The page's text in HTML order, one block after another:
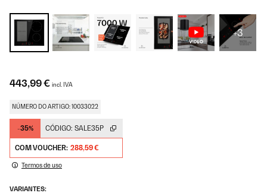
+3
443,99 € incl. IVA
NÚMERO DO ARTIGO: 10033022
-35% CÓDIGO: SALE35P
COM VOUCHER: 288,59 €
Termos de uso
VARIANTES: